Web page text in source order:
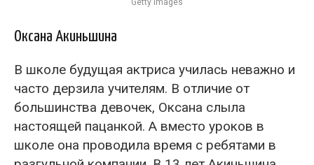
Getty Images
Оксана Акиньшина
В школе будущая актриса училась неважно и
часто дерзила учителям. В отличие от
большинства девочек, Оксана слыла
настоящей пацанкой. А вместо уроков в
школе она проводила время с ребятами в